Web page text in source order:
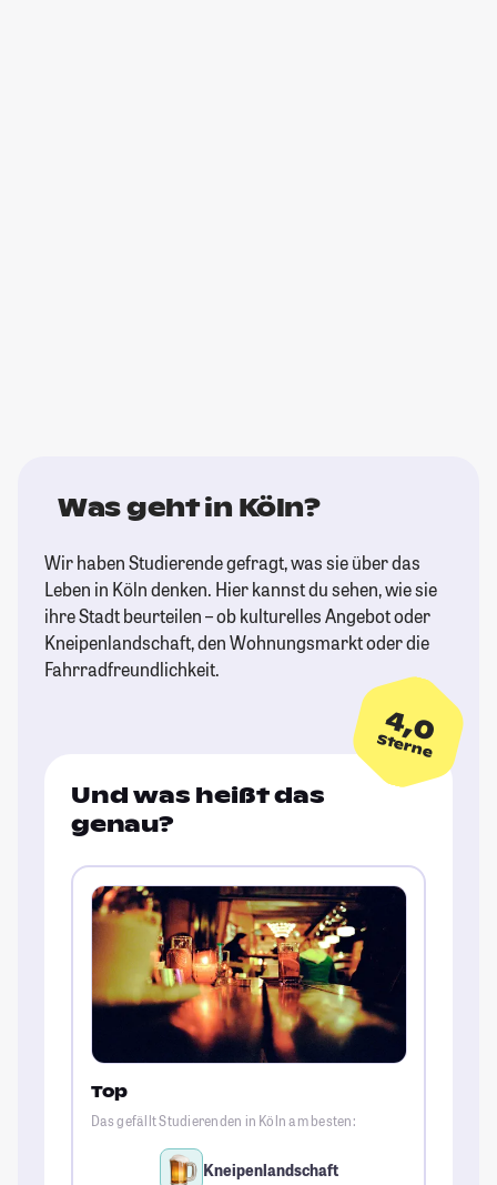
Was geht in Köln?
Wir haben Studierende gefragt, was sie über das
Leben in Köln denken. Hier kannst du sehen, wie sie
ihre Stadt beurteilen – ob kulturelles Angebot oder
Kneipenlandschaft, den Wohnungsmarkt oder die
Fahrradfreundlichkeit.
4,0
Sterne
Und was heißt das
genau?
Top
Das gefällt Studierenden in Köln am besten:
Kneipenlandschaft